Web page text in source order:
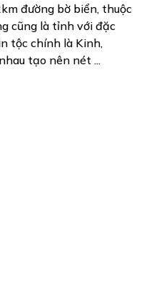
đường bờ biển, thuộc
cũng là tỉnh với đặc
tộc chính là Kinh,
tạo nên nét ...